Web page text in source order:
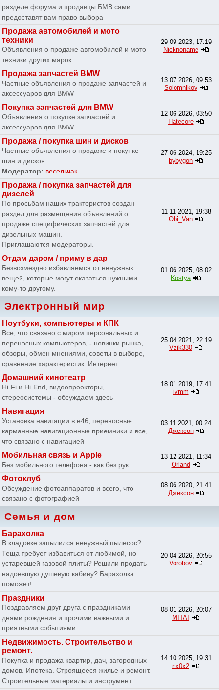
разделе форума и продавцы БМВ сами
предоставят вам право выбора
Продажа автомобилей и мото
техники
Объявления о продаже автомобилей и мото
техники других марок
29 09 2023, 17:19
Nicknoname
Продажа запчастей BMW
Частные объявления о продаже запчастей и
аксессуаров для BMW
13 07 2026, 09:53
Solomnikov
Покупка запчастей для BMW
Объявления о покупке запчастей и
аксессуаров для BMW
12 06 2026, 03:50
Hatecore
Продажа / покупка шин и дисков
Частные объявления о продаже и покупке
шин и дисков
Модератор: весельчак
27 06 2024, 19:25
bybygon
Продажа / покупка запчастей для
дизелей
По просьбам наших трактористов создан
раздел для размещения объявлений о
продаже специфических запчастей для
дизельных машин.
Приглашаются модераторы.
11 11 2021, 19:38
Obi_Van
Отдам даром / приму в дар
Безвозмездно избавляемся от ненужных
вещей, которые могут оказаться нужными
кому-то другому.
01 06 2025, 08:02
Kostya
Электронный мир
Ноутбуки, компьютеры и КПК
Все, что связано с миром персональных и
переносных компьютеров, - новинки рынка,
обзоры, обмен мнениями, советы в выборе,
сравнение характеристик. Интернет.
25 04 2021, 22:19
Vzik330
Домашний кинотеатр
Hi-Fi и Hi-End, видеопроекторы,
стереосистемы - обсуждаем здесь
18 01 2019, 17:41
ivmm
Навигация
Установка навигации в e46, переносные
карманные навигационные приемники и все,
что связано с навигацией
03 11 2021, 00:24
Джексон
Мобильная связь и Apple
Без мобильного телефона - как без рук.
13 12 2021, 11:34
Orland
Фотоклуб
Обсуждение фотоаппаратов и всего, что
связано с фотографией
08 06 2020, 21:41
Джексон
Семья и дом
Барахолка
В кладовке запылился ненужный пылесос?
Теща требует избавиться от любимой, но
устаревшей газовой плиты? Решили продать
надоевшую душевую кабину? Барахолка
поможет!
20 04 2026, 20:55
Vorobov
Праздники
Поздравляем друг друга с праздниками,
днями рождения и прочими важными и
приятными событиями
08 01 2026, 20:07
MITAI
Недвижимость. Строительство и
ремонт.
Покупка и продажа квартир, дач, загородных
домов. Ипотека. Строящееся жилье и ремонт.
Строительные материалы и инструмент.
14 10 2025, 19:31
nx0x2